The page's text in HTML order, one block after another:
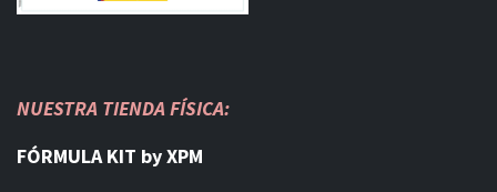
NUESTRA TIENDA FÍSICA:
FÓRMULA KIT by XPM